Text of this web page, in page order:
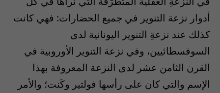
أدوار نزعة التنوير في جميع الحضارات: فهي كانت
كذلك عند نزعةِ التنوير اليونانية لدى
السوفسطائيين، وفي نزعة التنوير الأوروبية في
القرن الثامن عشر لدى النزعة المعروفة بهذا
الإسم والتي كان على رأسها فولتير وكَنت؛ والأمر